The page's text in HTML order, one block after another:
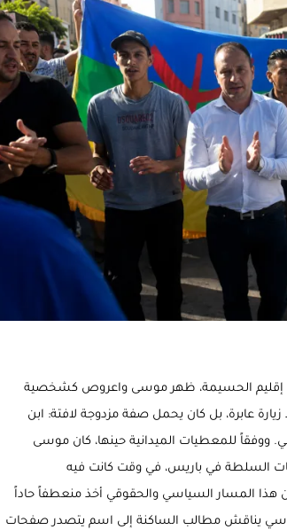
أمني والوقاية المدنية تتدخل
تحت مجهر مطالب الشارع
المواطن ويصطاف المسؤول
في خضم أزمة سبتة
تتسارع في إقليم الحسيمة، ظهر موسى واعروص كشخصية
عابرة، بل كان يحمل صفة مزدوجة لافتة: ابن
ووفقاً للمعطيات الميدانية حينها، كان موسى
السلطة في باريس، في وقت كانت فيه
هذا المسار السياسي والحقوقي أخذ منعطفاً حاداً
يناقش مطالب الساكنة إلى اسم يتصدر صفحات